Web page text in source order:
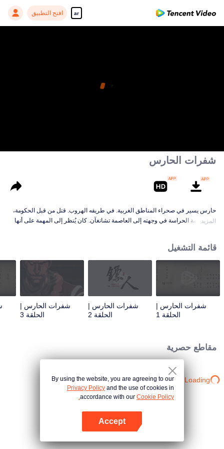
ar افتح التطبيق
شفرات الحارس
حارس يسير في صحراء المناطق الغربية. في طريقه الهروب. قتل من قبل الحكومة،
تولى مهمة الحراسة في وجهته إلى العاصمة تشانغآن. كان يُنظر إلى المهمة على أنها
المزيد
قائمة التشغيل
شفرات الحارس |
الحلقة 1
شفرات الحارس |
الحلقة 2
شفرات الحارس |
الحلقة 3
مقاطع حصرية
Loading…
By using the website, you are agreeing to our
Privacy Policy and the use of cookies in
accordance with our Cookie Policy.
Accept